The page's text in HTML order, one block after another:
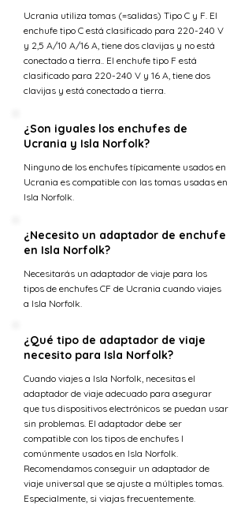
Ucrania utiliza tomas (=salidas) Tipo C y F. El
enchufe tipo C está clasificado para 220-240 V
y 2,5 A/10 A/16 A, tiene dos clavijas y no está
conectado a tierra.. El enchufe tipo F está
clasificado para 220-240 V y 16 A, tiene dos
clavijas y está conectado a tierra.
¿Son iguales los enchufes de
Ucrania y Isla Norfolk?
Ninguno de los enchufes típicamente usados en
Ucrania es compatible con las tomas usadas en
Isla Norfolk.
¿Necesito un adaptador de enchufe
en Isla Norfolk?
Necesitarás un adaptador de viaje para los
tipos de enchufes CF de Ucrania cuando viajes
a Isla Norfolk.
¿Qué tipo de adaptador de viaje
necesito para Isla Norfolk?
Cuando viajes a Isla Norfolk, necesitas el
adaptador de viaje adecuado para asegurar
que tus dispositivos electrónicos se puedan usar
sin problemas. El adaptador debe ser
compatible con los tipos de enchufes I
comúnmente usados en Isla Norfolk.
Recomendamos conseguir un adaptador de
viaje universal que se ajuste a múltiples tomas.
Especialmente, si viajas frecuentemente.